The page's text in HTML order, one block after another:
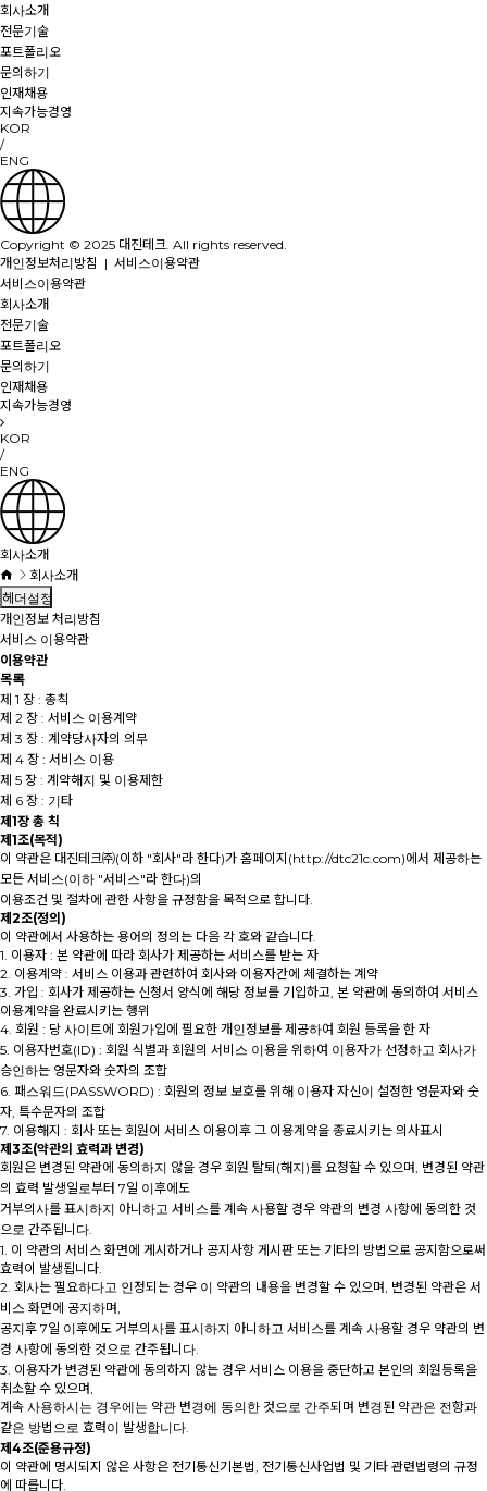
회사소개
전문기술
포트폴리오
문의하기
인재채용
지속가능경영
KOR
/
ENG
Copyright © 2025 대진테크. All rights reserved.
개인정보처리방침 | 서비스이용약관
서비스이용약관
회사소개
전문기술
포트폴리오
문의하기
인재채용
지속가능경영
KOR
/
ENG
회사소개
회사소개
헤더설정
개인정보 처리방침
서비스 이용약관
이용약관
목록
제 1 장 : 총칙
제 2 장 : 서비스 이용계약
제 3 장 : 계약당사자의 의무
제 4 장 : 서비스 이용
제 5 장 : 계약해지 및 이용제한
제 6 장 : 기타
제1장 총 칙
제1조(목적)
이 약관은 대진테크㈜(이하 "회사"라 한다)가 홈페이지(http://dtc21c.com)에서 제공하는
모든 서비스(이하 "서비스"라 한다)의
이용조건 및 절차에 관한 사항을 규정함을 목적으로 합니다.
제2조(정의)
이 약관에서 사용하는 용어의 정의는 다음 각 호와 같습니다.
1. 이용자 : 본 약관에 따라 회사가 제공하는 서비스를 받는 자
2. 이용계약 : 서비스 이용과 관련하여 회사와 이용자간에 체결하는 계약
3. 가입 : 회사가 제공하는 신청서 양식에 해당 정보를 기입하고, 본 약관에 동의하여 서비스
이용계약을 완료시키는 행위
4. 회원 : 당 사이트에 회원가입에 필요한 개인정보를 제공하여 회원 등록을 한 자
5. 이용자번호(ID) : 회원 식별과 회원의 서비스 이용을 위하여 이용자가 선정하고 회사가
승인하는 영문자와 숫자의 조합
6. 패스워드(PASSWORD) : 회원의 정보 보호를 위해 이용자 자신이 설정한 영문자와 숫
자, 특수문자의 조합
7. 이용해지 : 회사 또는 회원이 서비스 이용이후 그 이용계약을 종료시키는 의사표시
제3조(약관의 효력과 변경)
회원은 변경된 약관에 동의하지 않을 경우 회원 탈퇴(해지)를 요청할 수 있으며, 변경된 약관
의 효력 발생일로부터 7일 이후에도
거부의사를 표시하지 아니하고 서비스를 계속 사용할 경우 약관의 변경 사항에 동의한 것
으로 간주됩니다.
1. 이 약관의 서비스 화면에 게시하거나 공지사항 게시판 또는 기타의 방법으로 공지함으로써
효력이 발생됩니다.
2. 회사는 필요하다고 인정되는 경우 이 약관의 내용을 변경할 수 있으며, 변경된 약관은 서
비스 화면에 공지하며,
공지후 7일 이후에도 거부의사를 표시하지 아니하고 서비스를 계속 사용할 경우 약관의 변
경 사항에 동의한 것으로 간주됩니다.
3. 이용자가 변경된 약관에 동의하지 않는 경우 서비스 이용을 중단하고 본인의 회원등록을
취소할 수 있으며,
계속 사용하시는 경우에는 약관 변경에 동의한 것으로 간주되며 변경된 약관은 전항과
같은 방법으로 효력이 발생합니다.
제4조(준용규정)
이 약관에 명시되지 않은 사항은 전기통신기본법, 전기통신사업법 및 기타 관련법령의 규정
에 따릅니다.